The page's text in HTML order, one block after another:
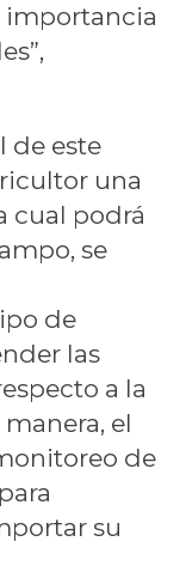
importancia
de este
una
cual podrá
se
de
las
a la
el
de
su